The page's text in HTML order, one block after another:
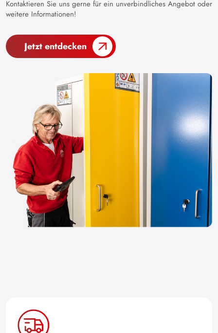
Kontaktieren Sie uns gerne für ein unverbindliches Angebot oder
weitere Informationen!
Jetzt entdecken